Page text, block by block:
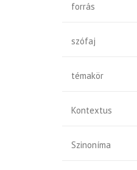
forrás
szófaj
témakör
Kontextus
Szinoníma